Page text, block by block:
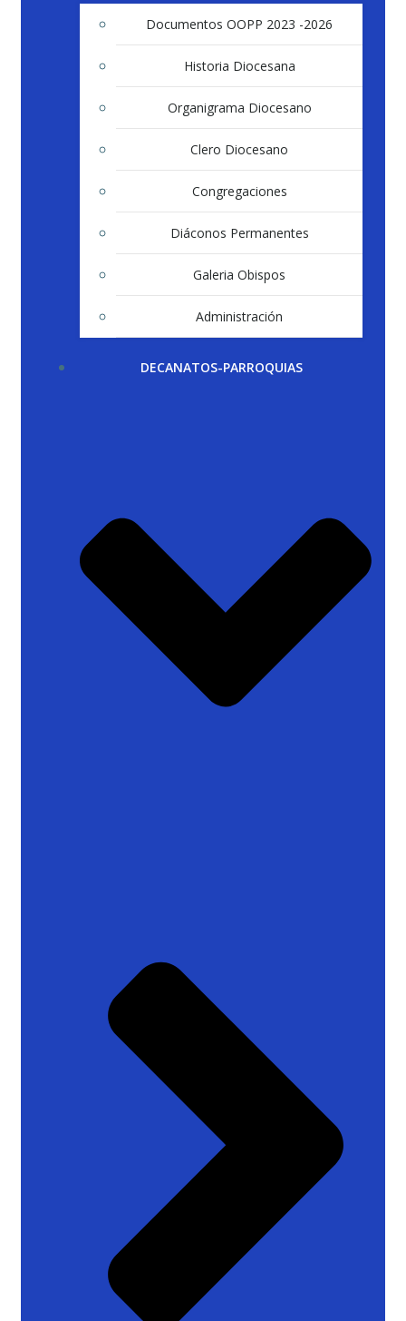
Documentos OOPP 2023 -2026
Historia Diocesana
Organigrama Diocesano
Clero Diocesano
Congregaciones
Diáconos Permanentes
Galeria Obispos
Administración
DECANATOS-PARROQUIAS